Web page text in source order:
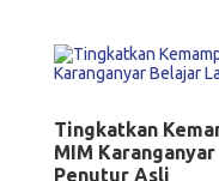
Tingkatkan
MIM
Penutur Asli